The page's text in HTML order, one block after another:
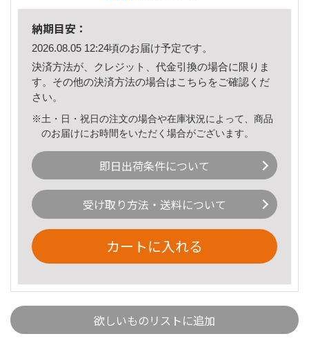
納期目安：
2026.08.05 12:24頃のお届け予定です。
決済方法が、クレジット、代金引換の場合に限りま
す。その他の決済方法の場合はこちら をご確認くだ
さい。
※土・日・祝日の注文の場合や在庫状況によって、商品
のお届けにお時間をいただく場合がございます。
即日出荷条件について
受け取り方法・送料について
カートに入れる
欲しいものリストに追加